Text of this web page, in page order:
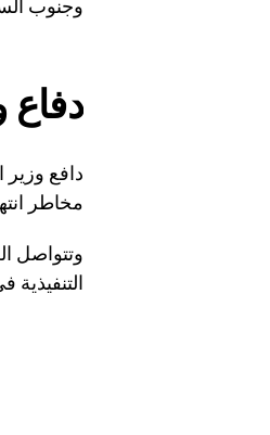
وجنوب
دفاع
دافع
مخاطر
وتتواصل